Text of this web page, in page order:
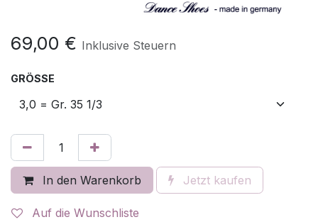
69,00 € Inklusive Steuern
GRÖSSE
In den Warenkorb Jetzt kaufen
Auf die Wunschliste